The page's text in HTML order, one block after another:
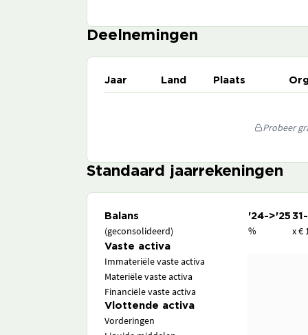
Deelnemingen
Jaar Land Plaats
Probeer
Standaard jaarrekeningen
Balans '24->'25
(geconsolideerd) % x €
Vaste activa
Immateriële vaste activa
Materiële vaste activa
Financiële vaste activa
Vlottende activa
Vorderingen